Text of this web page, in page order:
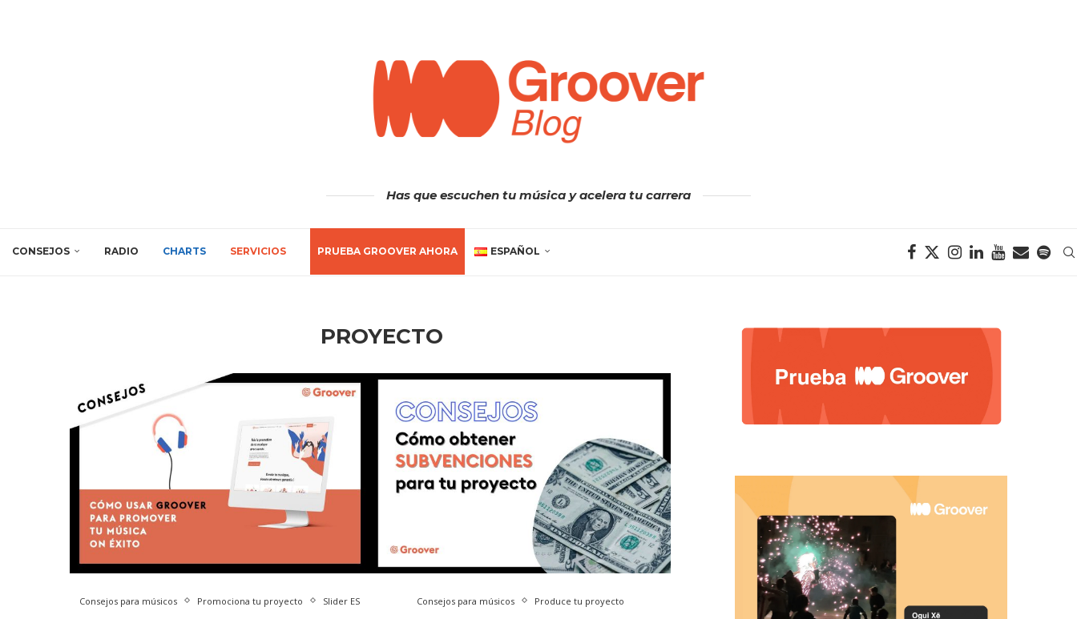
Has que escuchen tu música y acelera tu carrera
CONSEJOS RADIO CHARTS SERVICIOS PRUEBA GROOVER AHORA ESPAÑOL
PROYECTO
Consejos para músicos Promociona tu proyecto Slider ES Consejos para músicos Produce tu proyecto